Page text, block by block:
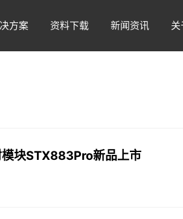
方案 资料下载 新闻资讯 关
块STX883Pro新品上市